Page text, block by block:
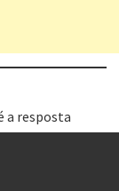
resposta